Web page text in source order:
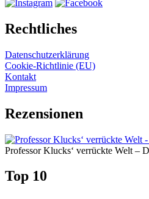
Rechtliches
Datenschutzerklärung
Cookie-Richtlinie (EU)
Kontakt
Impressum
Rezensionen
Professor Klucks‘ verrückte Welt –
Top 10